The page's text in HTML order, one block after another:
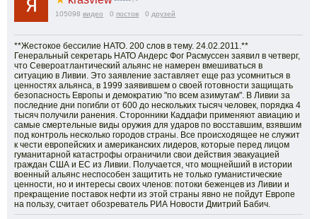
105098 видео 0 постов 0 друзей
**Жестокое бессилие НАТО. 200 слов в тему. 24.02.2011.**
Генеральный секретарь НАТО Андерс Фог Расмуссен заявил в четверг,
что Североатлантический альянс не намерен вмешиваться в
ситуацию в Ливии. Это заявление заставляет еще раз усомниться в
ценностях альянса, в 1999 заявившем о своей готовности защищать
безопасность Европы и демократию "по всем азимутам". В Ливии за
последние дни погибли от 600 до нескольких тысяч человек, порядка 4
тысяч получили ранения. Сторонники Каддафи применяют авиацию и
самые смертельные виды оружия для ударов по восставшим, взявшим
под контроль несколько городов страны. Все происходящее не служит
к чести европейских и американских лидеров, которые перед лицом
гуманитарной катастрофы ограничили свои действия эвакуацией
граждан США и ЕС из Ливии. Получается, что мощнейший в истории
военный альянс неспособен защитить не только гуманистические
ценности, но и интересы своих членов: потоки беженцев из Ливии и
прекращение поставок нефти из этой страны явно не пойдут Европе
на пользу, считает обозреватель РИА Новости Дмитрий Бабич.